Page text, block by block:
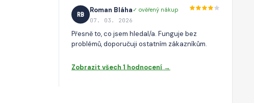
RB
Roman Bláha✓ ověřený nákup
07. 03. 2026
Přesně to, co jsem hledal/a. Funguje bez
problémů, doporučuji ostatním zákazníkům.
Zobrazit všech 1 hodnocení →